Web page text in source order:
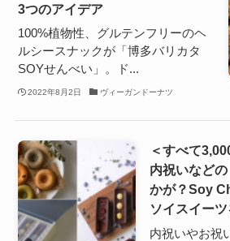
3つのアイデア
100%植物性、グルテンフリーのヘ
ルシースナックが「博多バリカタ
SOYせんべい」。ド...
2022年8月2日 ヴィーガンドーナツ
＜すべて
内祝いなど
かが？Soy
ソイスイー
内祝いやお祝